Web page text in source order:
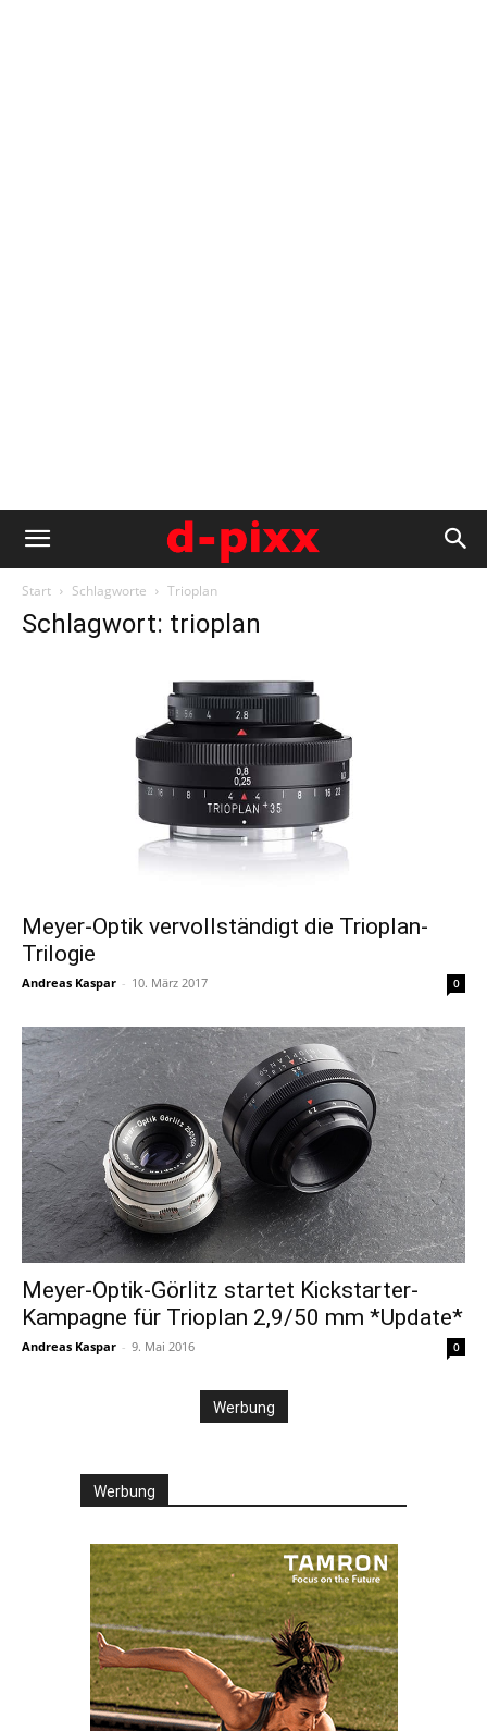
Start Schlagworte Trioplan
Schlagwort: trioplan
Meyer-Optik vervollständigt die Trioplan-
Trilogie
Andreas Kaspar - 10. März 2017 0
Meyer-Optik-Görlitz startet Kickstarter-
Kampagne für Trioplan 2,9/50 mm *Update*
Andreas Kaspar - 9. Mai 2016 0
Werbung
Werbung